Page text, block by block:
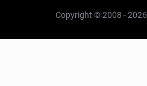
Copyright © 2008 - 2026